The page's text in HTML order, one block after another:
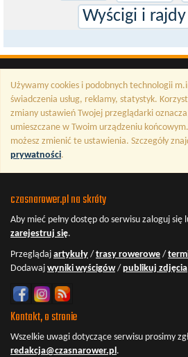
Wyścigi i rajdy
Używamy cookies i podobnych technologii
świadczenia usług, reklamy, statystyk.
zmiany ustawień Twojej przeglądarki
umieszczane w Twoim urządzeniu
możesz zmienić te ustawienia. Szczegóły
prywatności.
czasnarower.pl na skróty
Aby mieć pełny dostęp do serwisu zaloguj się
zarejestruj się.
Przeglądaj artykuły / trasy rowerowe /
Dodawaj wyniki wyścigów/ publikuj zdjęcia
Kontakt, o stronie
Wszelkie uwagi dotyczące serwisu prosimy
redakcja@czasnarower.pl.